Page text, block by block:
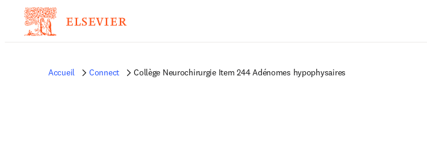
Accueil Connect Collège Neurochirurgie Item 244 Adénomes hypophysaires